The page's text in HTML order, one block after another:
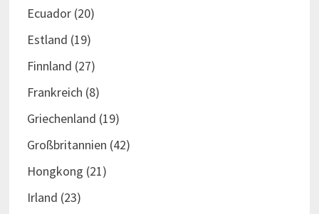
Ecuador(20)
Estland (19)
Finnland (27)
Frankreich (8)
Griechenland (19)
Großbritannien (42)
Hongkong (21)
Irland (23)